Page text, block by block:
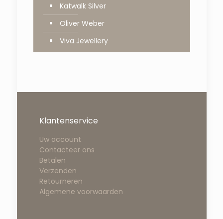
Katwalk Silver
Oliver Weber
Viva Jewellery
Klantenservice
Uw account
Contacteer ons
Betalen
Verzenden
Retourneren
Algemene voorwaarden